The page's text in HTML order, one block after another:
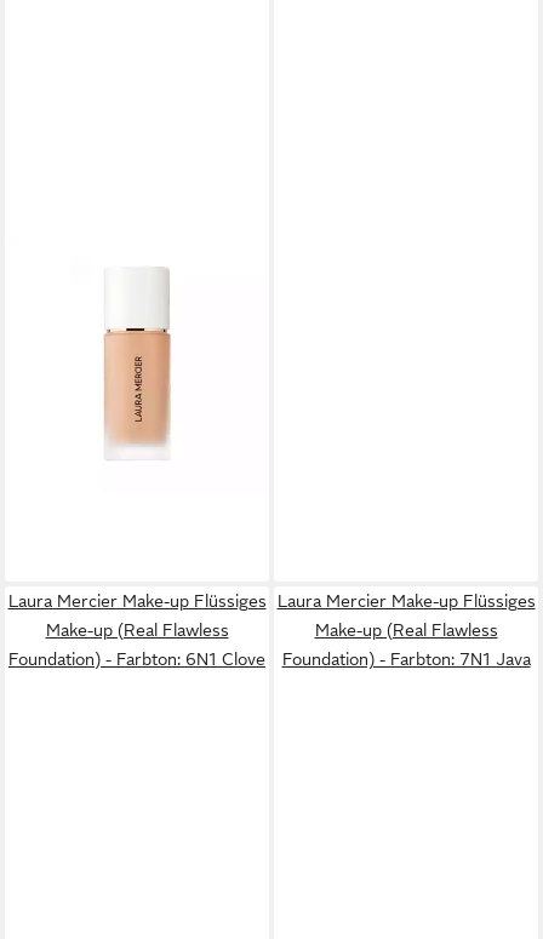
lieferbar - in 8-10 Werktagen bei
Laura Mercier Make-up Flüssiges
Make-up (Real Flawless
Foundation) - Farbton: 6N1 Clove
Laura Mercier Make-up Flüssiges
Make-up (Real Flawless
Foundation) - Farbton: 7N1 Java